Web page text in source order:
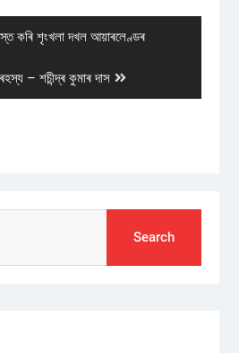
কৰি শৃংখলা দখল আয়াৰলেণ্ডৰ
– শচীন্দ্ৰ কুমাৰ দাস